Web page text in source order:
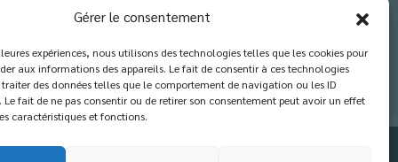
Gérer le consentement
expériences, nous utilisons des technologies telles que les cookies pour
aux informations des appareils. Le fait de consentir à ces technologies
des données telles que le comportement de navigation ou les ID
Le fait de ne pas consentir ou de retirer son consentement peut avoir un effet
caractéristiques et fonctions.